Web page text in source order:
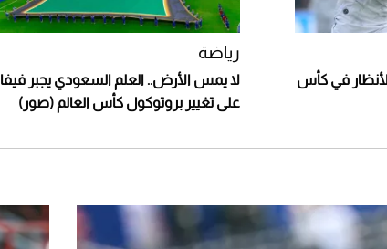
في كأس
رياضة
لا يمس الأرض.. العلم السعودي يجبر فيفا
على تغيير بروتوكول كأس العالم (صور)